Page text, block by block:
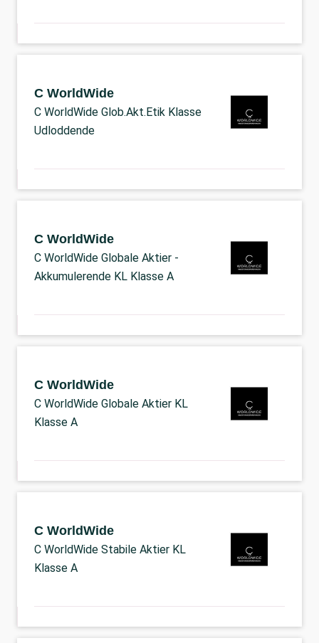
C WorldWide
C WorldWide Glob.Akt.Etik Klasse
Udloddende
C WorldWide
C WorldWide Globale Aktier -
Akkumulerende KL Klasse A
C WorldWide
C WorldWide Globale Aktier KL
Klasse A
C WorldWide
C WorldWide Stabile Aktier KL
Klasse A